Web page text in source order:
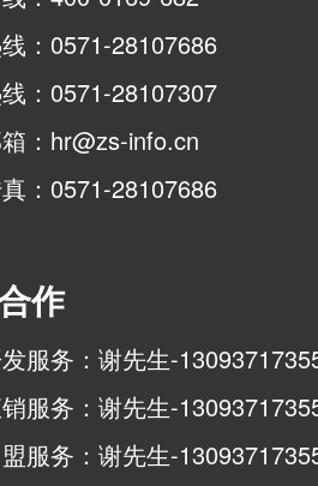
：0571-28107686
：0571-28107307
：hr@zs-info.cn
：0571-28107686
作
服务：谢先生-
服务：谢先生-
服务：谢先生-